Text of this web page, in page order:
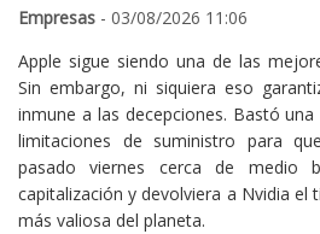
Empresas - 03/08/2026 11:06
Apple sigue siendo una de las
Sin embargo, ni siquiera eso
inmune a las decepciones. Bastó
limitaciones de suministro para
pasado viernes cerca de medio
capitalización y devolviera a Nvidia el
más valiosa del planeta.